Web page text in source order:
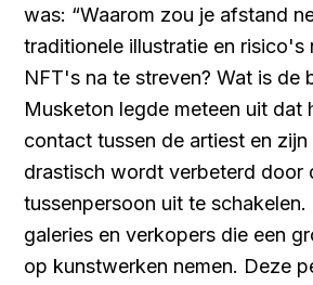
was: “Waarom zou je afstand
traditionele illustratie en risico's
NFT's na te streven? Wat is de
Musketon legde meteen uit dat
contact tussen de artiest en
drastisch wordt verbeterd door
tussenpersoon uit te schakelen.
galeries en verkopers die een
op kunstwerken nemen. Deze